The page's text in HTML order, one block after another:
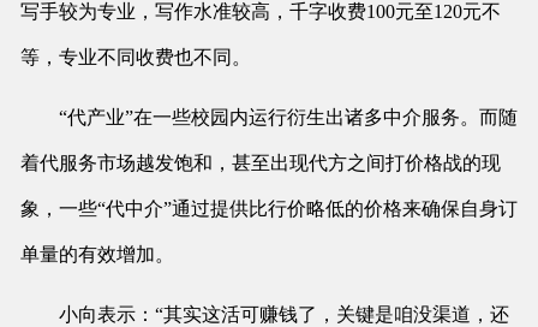
写手较为专业，写作水准较高，千字收费100元至120元不
等，专业不同收费也不同。
“代产业”在一些校园内运行衍生出诸多中介服务。而随
着代服务市场越发饱和，甚至出现代方之间打价格战的现
象，一些“代中介”通过提供比行价略低的价格来确保自身订
单量的有效增加。
小向表示：“其实这活可赚钱了，关键是咱没渠道，还